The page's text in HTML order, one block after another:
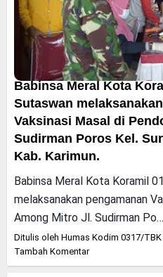
Babinsa Meral Kota
Sutaswan
Vaksinasi Masal di
Sudirman Poros Kel.
Kab. Karimun.
Babinsa Meral Kota Koramil
melaksanakan pengamanan
Among Mitro Jl. Sudirman Po…
Ditulis oleh Humas Kodim 0317/TBK
Tambah Komentar